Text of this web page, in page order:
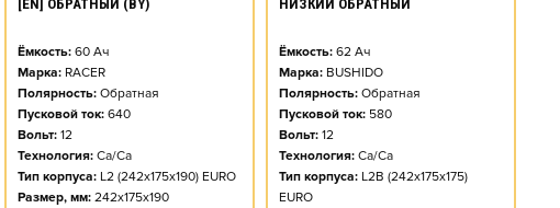
[EN] ОБРАТНЫЙ (BY)
Ёмкость: 60Ач
Марка: RACER
Полярность: Обратная
Пусковой ток: 640
Вольт: 12
Технология: Ca/Ca
Тип корпуса: L2 (242x175x190) EURO
Размер, мм: 242x175x190
НИЗКИЙ ОБРАТНЫЙ
Ёмкость: 62Ач
Марка: BUSHIDO
Полярность: Обратная
Пусковой ток: 580
Вольт: 12
Технология: Ca/Ca
Тип корпуса: L2B (242x175x175)
EURO